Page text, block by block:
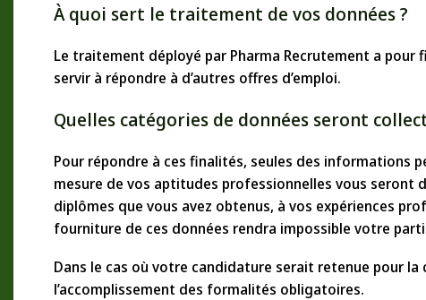
À quoi sert le traitement de vos données ?
Le traitement déployé par Pharma Recrutement a
servir à répondre à d’autres offres d’emploi.
Quelles catégories de données seront
Pour répondre à ces finalités, seules des informations
mesure de vos aptitudes professionnelles vous seront
diplômes que vous avez obtenus, à vos expériences
fourniture de ces données rendra impossible votre
Dans le cas où votre candidature serait retenue pour
l’accomplissement des formalités obligatoires.